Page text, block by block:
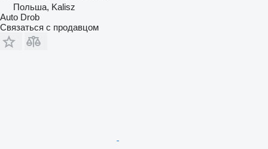
Польша, Kalisz
Auto Drob
Связаться с продавцом